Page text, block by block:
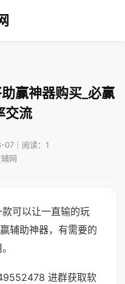
赢神器购买_必赢
交流
07｜阅读：1
网
可以让一直输的玩
辅助神器，有需要的
进群获取软